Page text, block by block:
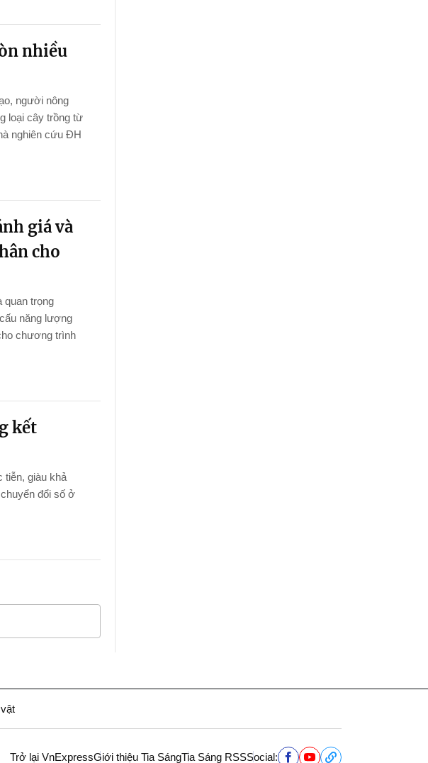
nhiều
người nông
loại cây trồng từ
nghiên cứu ĐH
giá và
cho
quan trọng
năng lượng
chương trình
kết
tiễn, giàu khả
đổi số ở
Trở lại VnExpressGiới thiệu Tia SángTia Sáng RSSSocial: